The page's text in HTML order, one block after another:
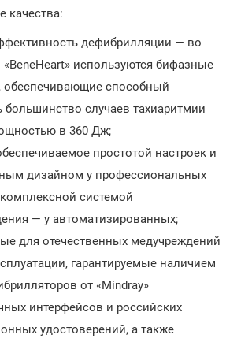
качества:
дефибрилляции — во
«BeneHeart» используются бифазные
обеспечивающие способный
большинство случаев тахиаритмии
в 360 Дж;
простотой настроек и
дизайном у профессиональных
системой
— у автоматизированных;
для отечественных медучреждений
гарантируемые наличием
от «Mindray»
интерфейсов и российских
удостоверений, а также